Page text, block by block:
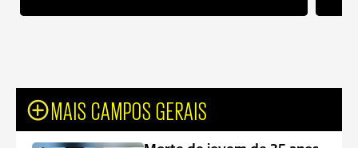
MAIS CAMPOS GERAIS